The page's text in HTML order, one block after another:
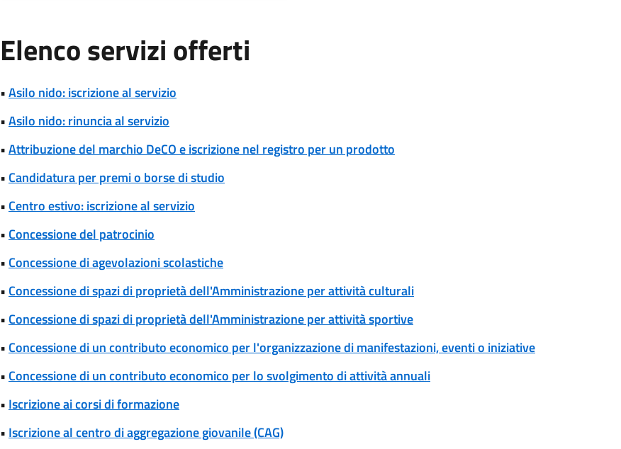
Elenco servizi offerti
•Asilo nido: iscrizione al servizio
•Asilo nido: rinuncia al servizio
•Attribuzione del marchio DeCO e iscrizione nel registro per un prodotto
• Candidatura per premi o borse di studio
• Centro estivo: iscrizione al servizio
• Concessione del patrocinio
• Concessione di agevolazioni scolastiche
• Concessione di spazi di proprietà dell'Amministrazione per attività culturali
• Concessione di spazi di proprietà dell'Amministrazione per attività sportive
• Concessione di un contributo economico per l'organizzazione di manifestazioni, eventi o iniziative
• Concessione di un contributo economico per lo svolgimento di attività annuali
• Iscrizione ai corsi di formazione
• Iscrizione al centro di aggregazione giovanile (CAG)